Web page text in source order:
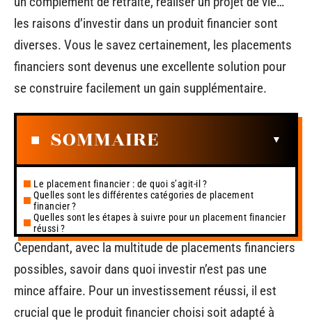
les raisons d’investir dans un produit financier sont
diverses. Vous le savez certainement, les placements
financiers sont devenus une excellente solution pour
se construire facilement un gain supplémentaire.
SOMMAIRE
Le placement financier : de quoi s’agit-il ?
Quelles sont les différentes catégories de placement
financier ?
Quelles sont les étapes à suivre pour un placement financier
réussi ?
Cependant, avec la multitude de placements financiers
possibles, savoir dans quoi investir n’est pas une
mince affaire. Pour un investissement réussi, il est
crucial que le produit financier choisi soit adapté à